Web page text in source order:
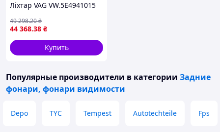
Ліхтар VAG VW.5E4941015
44 368.38 ₴
49 298.20₴
Купить
Популярные производители в категории Задние
фонари, фонари видимости
Depo TYC Tempest Autotechteile Fps